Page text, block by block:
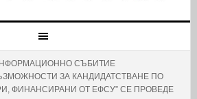
СЪБИТИЕ
ЗА КАНДИДАТСТВАНЕ ПО
ФИНАНСИРАНИ ОТ ЕФСУ” СЕ ПРОВЕДЕ